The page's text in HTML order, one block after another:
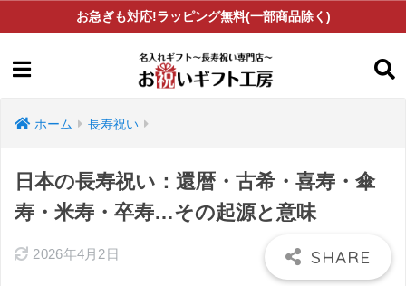
お急ぎも対応!ラッピング無料(一部商品除く)
ホーム 長寿祝い
日本の長寿祝い：還暦・古希・喜寿・傘
寿・米寿・卒寿…その起源と意味
2026年4月2日